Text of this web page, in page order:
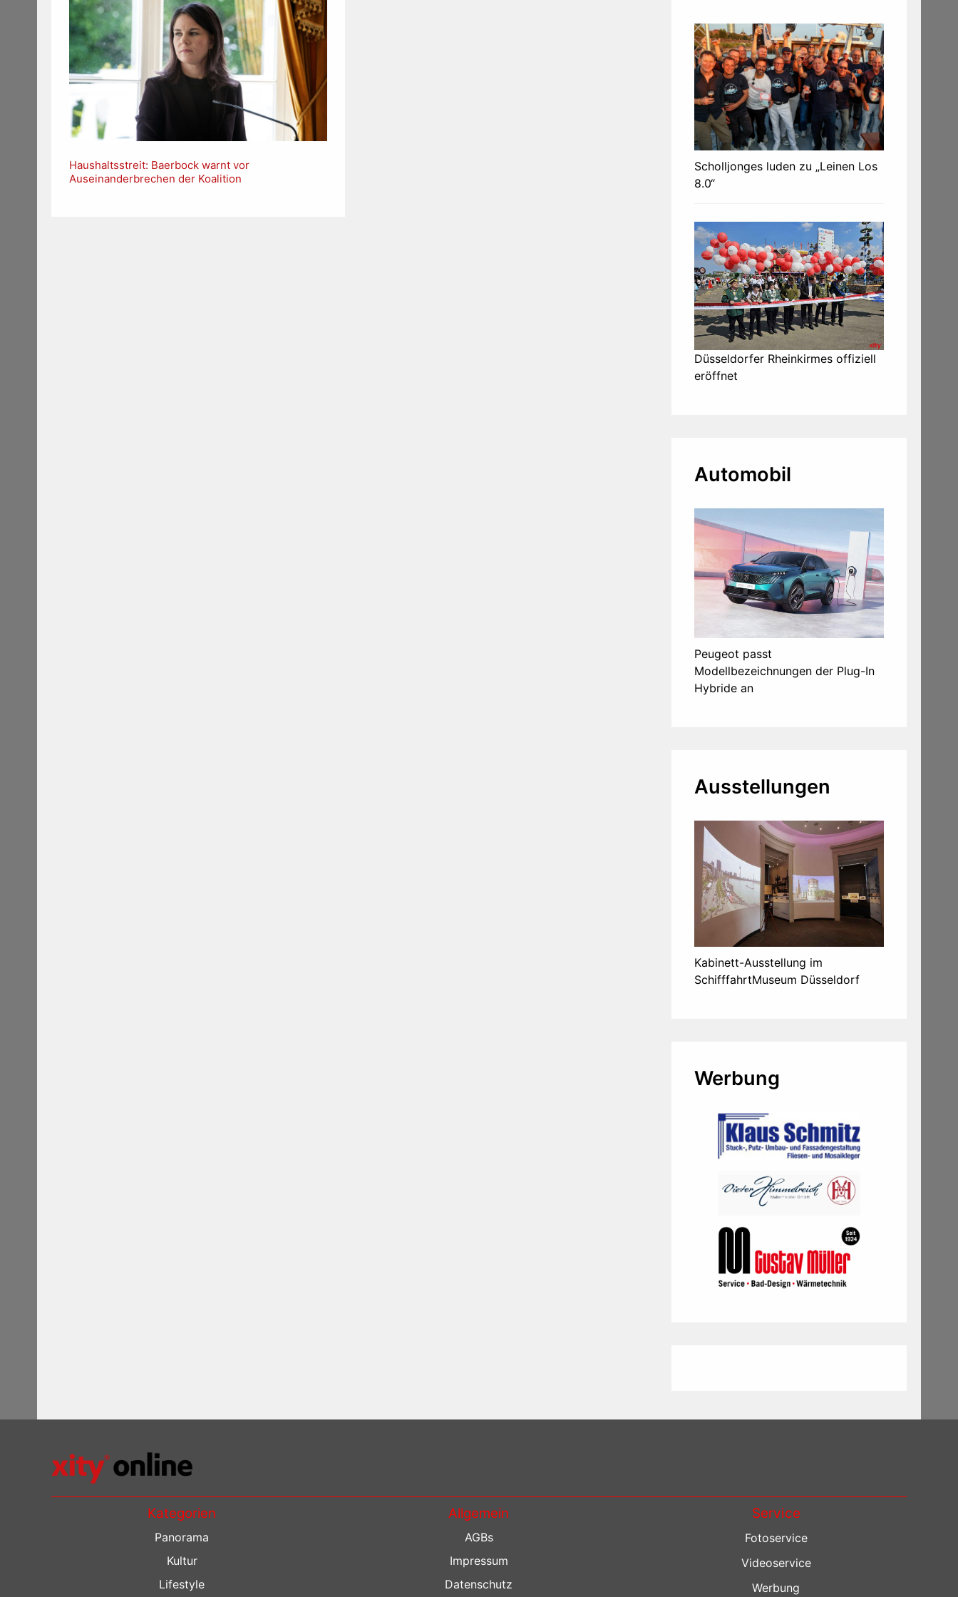
Haushaltsstreit: Baerbock warnt vor
Auseinanderbrechen der Koalition
Scholljonges luden zu „Leinen Los
8.0“
Düsseldorfer Rheinkirmes offiziell
eröffnet
Automobil
Peugeot passt
Modellbezeichnungen der Plug-In
Hybride an
Ausstellungen
Kabinett-Ausstellung im
SchifffahrtMuseum Düsseldorf
Werbung
Kategorien
Panorama
Kultur
Lifestyle
Allgemein
AGBs
Impressum
Datenschutz
Service
Fotoservice
Videoservice
Werbung